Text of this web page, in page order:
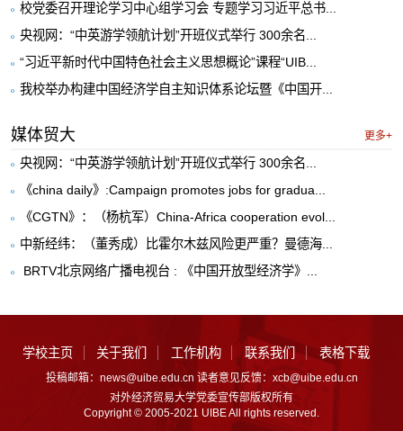
校党委召开理论学习中心组学习会 专题学习习近平总书...
央视网：“中英游学领航计划”开班仪式举行 300余名...
“习近平新时代中国特色社会主义思想概论”课程“UIB...
我校举办构建中国经济学自主知识体系论坛暨《中国开...
媒体贸大 更多+
央视网：“中英游学领航计划”开班仪式举行 300余名...
《china daily》:Campaign promotes jobs for gradua...
《CGTN》：（杨杭军）China-Africa cooperation evol...
中新经纬：（董秀成）比霍尔木兹风险更严重？曼德海...
​ BRTV北京网络广播电视台 : 《中国开放型经济学》...
学校主页 关于我们 工作机构 联系我们 表格下载
投稿邮箱：news@uibe.edu.cn 读者意见反馈：xcb@uibe.edu.cn
对外经济贸易大学党委宣传部版权所有
Copyright © 2005-2021 UIBE All rights reserved.